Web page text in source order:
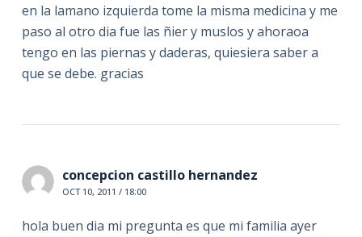
en la lamano izquierda tome la misma medicina y me
paso al otro dia fue las ñier y muslos y ahoraoa
tengo en las piernas y daderas, quiesiera saber a
que se debe. gracias
concepcion castillo hernandez
OCT 10, 2011 / 18:00
hola buen dia mi pregunta es que mi familia ayer